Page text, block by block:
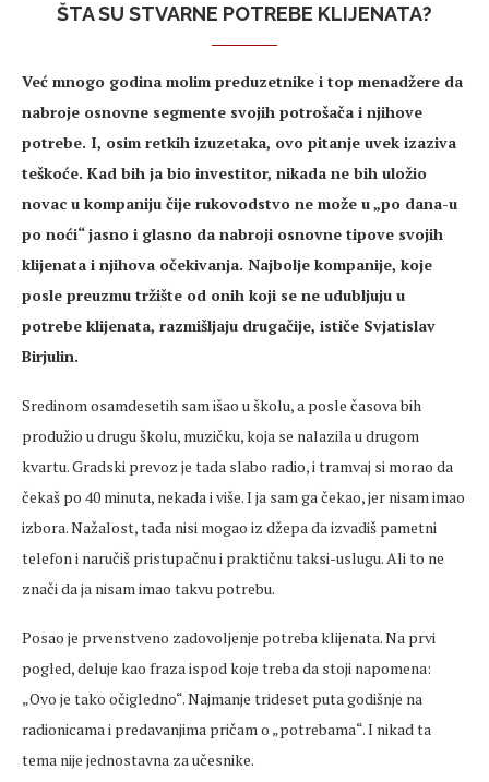
ŠTA SU STVARNE POTREBE KLIJENATA?
Već mnogo godina molim preduzetnike i top menadžere da
nabroje osnovne segmente svojih potrošača i njihove
potrebe. I, osim retkih izuzetaka, ovo pitanje uvek izaziva
teškoće. Kad bih ja bio investitor, nikada ne bih uložio
novac u kompaniju čije rukovodstvo ne može u „po dana-u
po noći“ jasno i glasno da nabroji osnovne tipove svojih
klijenata i njihova očekivanja. Najbolje kompanije, koje
posle preuzmu tržište od onih koji se ne udubljuju u
potrebe klijenata, razmišljaju drugačije, ističe Svjatislav
Birjulin.
Sredinom osamdesetih sam išao u školu, a posle časova bih
produžio u drugu školu, muzičku, koja se nalazila u drugom
kvartu. Gradski prevoz je tada slabo radio, i tramvaj si morao da
čekaš po 40 minuta, nekada i više. I ja sam ga čekao, jer nisam imao
izbora. Nažalost, tada nisi mogao iz džepa da izvadiš pametni
telefon i naručiš pristupačnu i praktičnu taksi-uslugu. Ali to ne
znači da ja nisam imao takvu potrebu.
Posao je prvenstveno zadovoljenje potreba klijenata. Na prvi
pogled, deluje kao fraza ispod koje treba da stoji napomena:
„Ovo je tako očigledno“. Najmanje trideset puta godišnje na
radionicama i predavanjima pričam o „potrebama“. I nikad ta
tema nije jednostavna za učesnike.